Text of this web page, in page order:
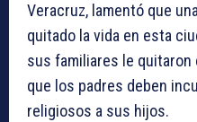
Veracruz, lamentó que
quitado la vida en esta
sus familiares le quitaron
que los padres deben
religiosos a sus hijos.